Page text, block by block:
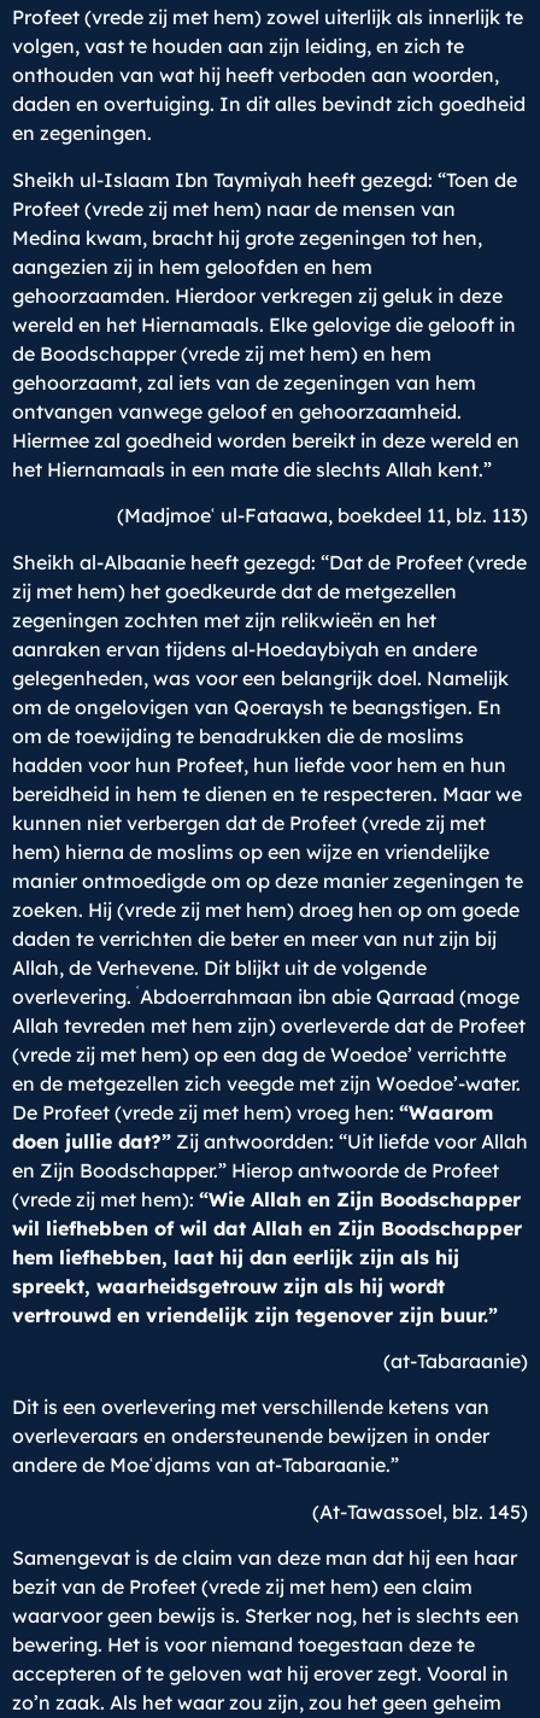
Profeet (vrede zij met hem) zowel uiterlijk als innerlijk te
volgen, vast te houden aan zijn leiding, en zich te
onthouden van wat hij heeft verboden aan woorden,
daden en overtuiging. In dit alles bevindt zich goedheid
en zegeningen.
Sheikh ul-Islaam Ibn Taymiyah heeft gezegd: “Toen de
Profeet (vrede zij met hem) naar de mensen van
Medina kwam, bracht hij grote zegeningen tot hen,
aangezien zij in hem geloofden en hem
gehoorzaamden. Hierdoor verkregen zij geluk in deze
wereld en het Hiernamaals. Elke gelovige die gelooft in
de Boodschapper (vrede zij met hem) en hem
gehoorzaamt, zal iets van de zegeningen van hem
ontvangen vanwege geloof en gehoorzaamheid.
Hiermee zal goedheid worden bereikt in deze wereld en
het Hiernamaals in een mate die slechts Allah kent.”
(Madjmoeʿ ul-Fataawa, boekdeel 11, blz. 113)
Sheikh al-Albaanie heeft gezegd: “Dat de Profeet (vrede
zij met hem) het goedkeurde dat de metgezellen
zegeningen zochten met zijn relikwieën en het
aanraken ervan tijdens al-Hoedaybiyah en andere
gelegenheden, was voor een belangrijk doel. Namelijk
om de ongelovigen van Qoeraysh te beangstigen. En
om de toewijding te benadrukken die de moslims
hadden voor hun Profeet, hun liefde voor hem en hun
bereidheid in hem te dienen en te respecteren. Maar we
kunnen niet verbergen dat de Profeet (vrede zij met
hem) hierna de moslims op een wijze en vriendelijke
manier ontmoedigde om op deze manier zegeningen te
zoeken. Hij (vrede zij met hem) droeg hen op om goede
daden te verrichten die beter en meer van nut zijn bij
Allah, de Verhevene. Dit blijkt uit de volgende
overlevering. ʿAbdoerrahmaan ibn abie Qarraad (moge
Allah tevreden met hem zijn) overleverde dat de Profeet
(vrede zij met hem) op een dag de Woedoe’ verrichtte
en de metgezellen zich veegde met zijn Woedoe’-water.
De Profeet (vrede zij met hem) vroeg hen: “Waarom
doen jullie dat?” Zij antwoordden: “Uit liefde voor Allah
en Zijn Boodschapper.” Hierop antwoorde de Profeet
(vrede zij met hem): “Wie Allah en Zijn Boodschapper
wil liefhebben of wil dat Allah en Zijn Boodschapper
hem liefhebben, laat hij dan eerlijk zijn als hij
spreekt, waarheidsgetrouw zijn als hij wordt
vertrouwd en vriendelijk zijn tegenover zijn buur.”
(at-Tabaraanie)
Dit is een overlevering met verschillende ketens van
overleveraars en ondersteunende bewijzen in onder
andere de Moeʿdjams van at-Tabaraanie.”
(At-Tawassoel, blz. 145)
Samengevat is de claim van deze man dat hij een haar
bezit van de Profeet (vrede zij met hem) een claim
waarvoor geen bewijs is. Sterker nog, het is slechts een
bewering. Het is voor niemand toegestaan deze te
accepteren of te geloven wat hij erover zegt. Vooral in
zo’n zaak. Als het waar zou zijn, zou het geen geheim